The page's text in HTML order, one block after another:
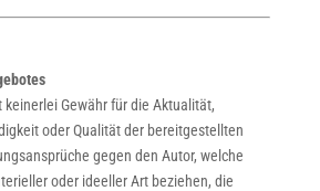
Gewähr für die Aktualität,
oder Qualität der bereitgestellten
gegen den Autor, welche
oder ideeller Art beziehen, die